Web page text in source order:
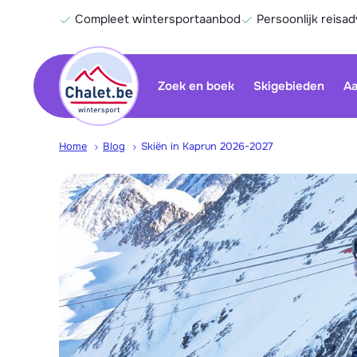
Compleet wintersportaanbod Persoonlijk
Zoek en boek Skigebieden
Home Blog Skiën in Kaprun 2026-2027